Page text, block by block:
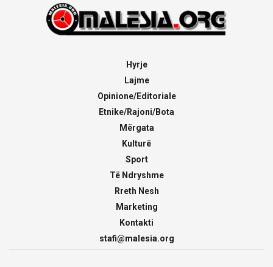
Hyrje
Lajme
Opinione/Editoriale
Etnike/Rajoni/Bota
Mërgata
Kulturë
Sport
Të Ndryshme
Rreth Nesh
Marketing
Kontakti
stafi@malesia.org